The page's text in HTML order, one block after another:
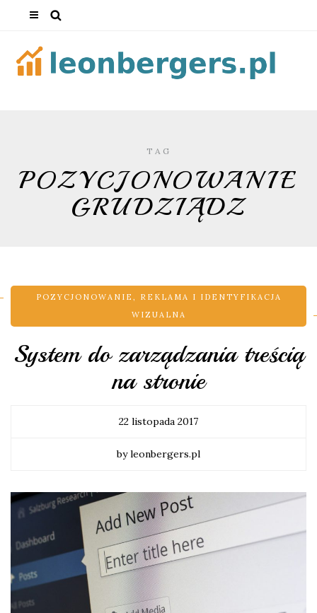
TAG
POZYCJONOWANIE
GRUDZIĄDZ
POZYCJONOWANIE ,
REKLAMA I IDENTYFIKACJA
WIZUALNA
System do zarządzania treścią
na stronie
22 listopada 2017
by leonbergers.pl